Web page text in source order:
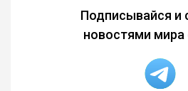
Подписывайся и
новостями мира